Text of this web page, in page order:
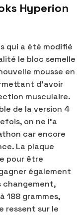
Hyperion
qui a été modifié
le bloc semelle
mousse en
d'avoir
musculaire.
de la version 4
on ne l'a
car encore
La plaque
pour être
également
changement,
188 grammes,
ressent sur le